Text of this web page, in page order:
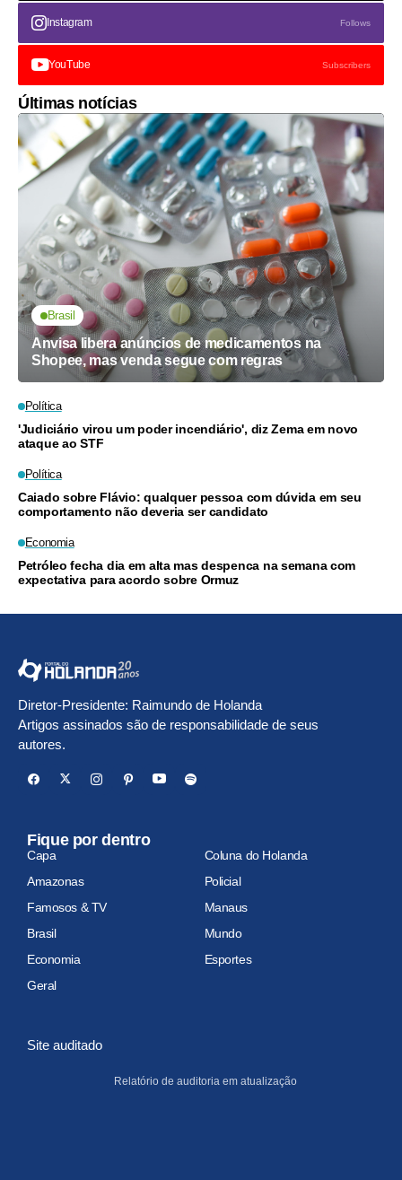
Instagram Follows
YouTube Subscribers
Últimas notícias
Brasil
Anvisa libera anúncios de medicamentos na
Shopee, mas venda segue com regras
Política
'Judiciário virou um poder incendiário', diz Zema em novo
ataque ao STF
Política
Caiado sobre Flávio: qualquer pessoa com dúvida em seu
comportamento não deveria ser candidato
Economia
Petróleo fecha dia em alta mas despenca na semana com
expectativa para acordo sobre Ormuz
Diretor-Presidente: Raimundo de Holanda
Artigos assinados são de responsabilidade de seus
autores.
Fique por dentro
Capa
Coluna do Holanda
Amazonas
Policial
Famosos & TV
Manaus
Brasil
Mundo
Economia
Esportes
Geral
Site auditado
Relatório de auditoria em atualização